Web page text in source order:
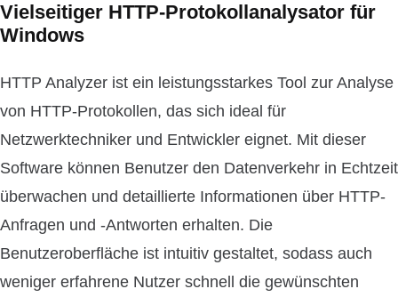
Vielseitiger HTTP-Protokollanalysator für
Windows
HTTP Analyzer ist ein leistungsstarkes Tool zur Analyse
von HTTP-Protokollen, das sich ideal für
Netzwerktechniker und Entwickler eignet. Mit dieser
Software können Benutzer den Datenverkehr in Echtzeit
überwachen und detaillierte Informationen über HTTP-
Anfragen und -Antworten erhalten. Die
Benutzeroberfläche ist intuitiv gestaltet, sodass auch
weniger erfahrene Nutzer schnell die gewünschten